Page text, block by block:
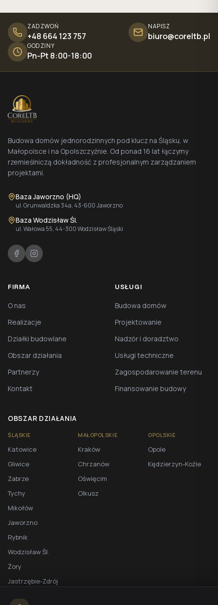
ZADZWOŃ
+48 664 123 757
NAPISZ
biuro@coreltb.pl
GODZINY
Pn-Pt 8:00-18:00
Budowa domów jednorodzinnych pod klucz na Śląsku, w
Małopolsce i na Opolszczyźnie. Od ponad 16 lat łączymy
rzemieślniczą dokładność z profesjonalnym zarządzaniem
projektami.
Baza Jaworzno (HQ)
ul. Grunwaldzka 34a, 43-600 Jaworzno
Baza Wodzisław Śl.
ul. Wałowa 55, 44-300 Wodzisław Śląski
FIRMA
O nas
Realizacje
Działki budowlane
Obszar działania
Partnerzy
Kontakt
USŁUGI
Budowa domów
Projektowanie
Nadzór i doradztwo
Usługi techniczne
Zagospodarowanie terenu
Finansowanie budowy
OBSZAR DZIAŁANIA
ŚLĄSKIE
Katowice
Gliwice
Zabrze
Tychy
Mikołów
Jaworzno
Rybnik
Wodzisław Śl.
Żory
Jastrzębie-Zdrój
MAŁOPOLSKIE
Kraków
Chrzanów
Oświęcim
Olkusz
OPOLSKIE
Opole
Kędzierzyn-Koźle